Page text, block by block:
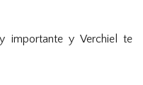
importante y Verchiel te